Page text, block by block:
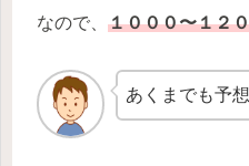
なので、 １０００〜１２
あくまでも予想